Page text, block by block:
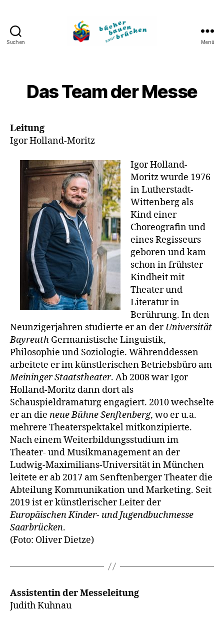
Suchen Menü
Das Team der Messe
Leitung
Igor Holland-Moritz
Igor Holland-
Moritz wurde 1976
in Lutherstadt-
Wittenberg als
Kind einer
Choreografin und
eines Regisseurs
geboren und kam
schon in frühster
Kindheit mit
Theater und
Literatur in
Berührung. In den
Neunzigerjahren studierte er an derUniversität
Bayreuth Germanistische Linguistik,
Philosophie und Soziologie. Währenddessen
arbeitete er im künstlerischen Betriebsbüro am
Meininger Staatstheater. Ab 2008 war Igor
Holland-Moritz dann dort als
Schauspieldramaturg engagiert. 2010 wechselte
er an die neue Bühne Senftenberg, wo er u.a.
mehrere Theaterspektakel mitkonzipierte.
Nach einem Weiterbildungsstudium im
Theater- und Musikmanagement an der
Ludwig-Maximilians-Universität in München
leitete er ab 2017 am Senftenberger Theater die
Abteilung Kommunikation und Marketing. Seit
2019 ist er künstlerischer Leiter der
Europäischen Kinder- und Jugendbuchmesse
Saarbrücken.
(Foto: Oliver Dietze)
Assistentin der Messeleitung
Judith Kuhnau